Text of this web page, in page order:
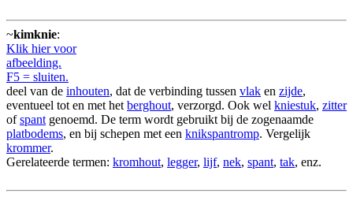
~kimknie:
Klik hier voor
afbeelding.
F5 = sluiten.
deel van de inhouten, dat de verbinding tussen vlak en zijde,
eventueel tot en met hetberghout, verzorgd. Ook wel kniestuk, zitter
ofspantgenoemd. De term wordt gebruikt bij de zogenaamde
platbodems, en bij schepen met een knikspantromp. Vergelijk
krommer.
Gerelateerde termen: kromhout, legger, lijf, nek, spant, tak, enz.